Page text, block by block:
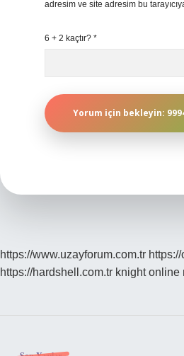
adresim ve site adresim bu
6 + 2 kaçtır? *
https://www.uzayforum.com.tr
https://hardshell.com.tr knight online